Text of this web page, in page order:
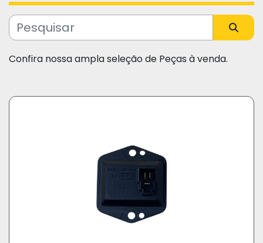
Fabricante
Confira nossa ampla seleção de Peças à venda.